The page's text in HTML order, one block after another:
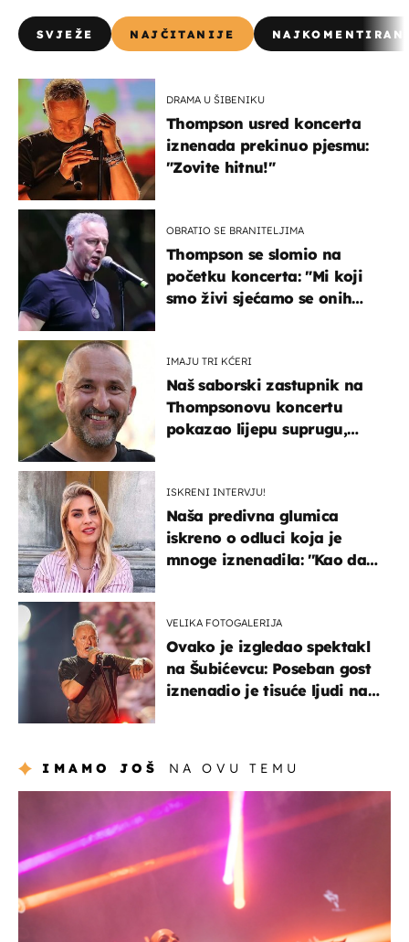
SVJEŽE NAJČITANIJE
DRAMA U ŠIBENIKU
Thompson usred koncerta
iznenada prekinuo pjesmu:
"Zovite hitnu!"
OBRATIO SE BRANITELJIMA
Thompson se slomio na
početku koncerta: "Mi koji
smo živi sjećamo se onih
IMAJU TRI KĆERI
Naš saborski zastupnik na
Thompsonovu koncertu
pokazao lijepu suprugu,
ISKRENI INTERVJU!
Naša predivna glumica
iskreno o odluci koja je
mnoge iznenadila: ''Kao da
VELIKA FOTOGALERIJA
Ovako je izgledao spektakl
na Šubićevcu: Poseban gost
iznenadio je tisuće ljudi na
IMAMO JOŠ NA OVU TEMU